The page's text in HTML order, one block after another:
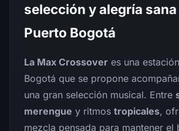
selección y alegría sana
Puerto Bogotá
La Max Crossover es una
Bogotá que se propone
una gran selección musical. Entre
merengue y ritmos tropicales,
mezcla pensada para mantener el